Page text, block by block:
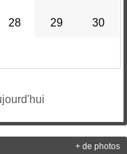
28 29 30
+ de photos